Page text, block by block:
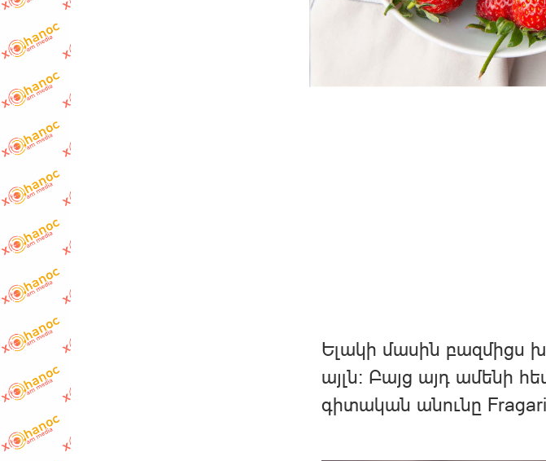
Ելակի մասին բազմիցս
այլն։ Բայց այդ ամենի
գիտական անունը